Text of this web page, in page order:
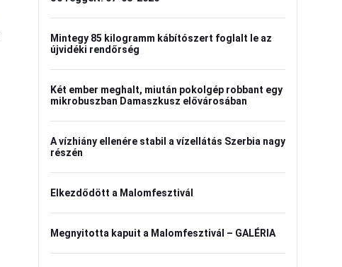
Mintegy 85 kilogramm kábítószert foglalt le az
újvidéki rendőrség
Két ember meghalt, miután pokolgép robbant egy
mikrobuszban Damaszkusz elővárosában
A vízhiány ellenére stabil a vízellátás Szerbia nagy
részén
Elkezdődött a Malomfesztivál
Megnyitotta kapuit a Malomfesztivál – GALÉRIA